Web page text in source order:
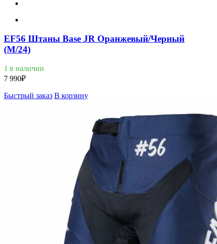
EF56 Штаны Base JR Оранжевый/Черный
(M/24)
1 в наличии
7 990₽
Быстрый заказ В корзину